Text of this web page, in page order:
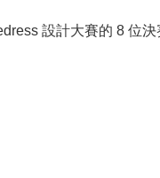
設計大賽的 8